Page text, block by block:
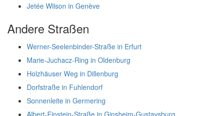
Jetée Wilson in Genève
Andere Straßen
Werner-Seelenbinder-Straße in Erfurt
Marie-Juchacz-Ring in Oldenburg
Holzhäuser Weg in Dillenburg
Dorfstraße in Fuhlendorf
Sonnenleite in Germering
Albert-Einstein-Straße in Ginsheim-Gustavsburg